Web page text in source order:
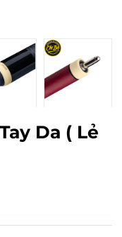
Da ( Lẻ